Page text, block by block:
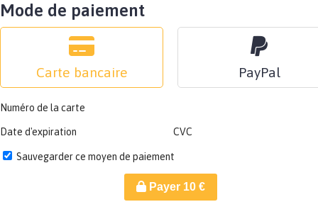
Mode de paiement
Carte bancaire PayPal
Numéro de la carte
Date d'expiration CVC
Sauvegarder ce moyen de paiement
Payer 10€